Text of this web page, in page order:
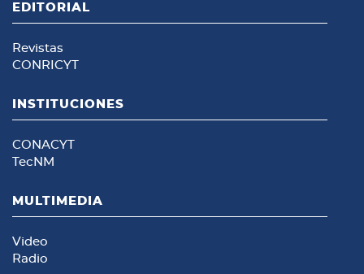
EDITORIAL
Revistas
CONRICYT
INSTITUCIONES
CONACYT
TecNM
MULTIMEDIA
Video
Radio